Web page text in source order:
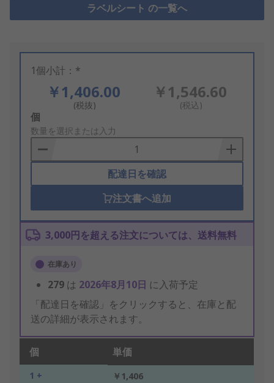
ラベルシート の一覧へ
1個小計：*
￥1,406.00
(税抜)
￥1,546.60
(税込)
Add
to
Basket
個
数量を選択または入力
配達日を確認
注文書へ追加
3,000円を超える注文については、送料無料
在庫あり
279 は 2026年8月10日 に入荷予定
「配達日を確認」をクリックすると、在庫と配
送の詳細が表示されます。
個 単価
1 + ￥1,406